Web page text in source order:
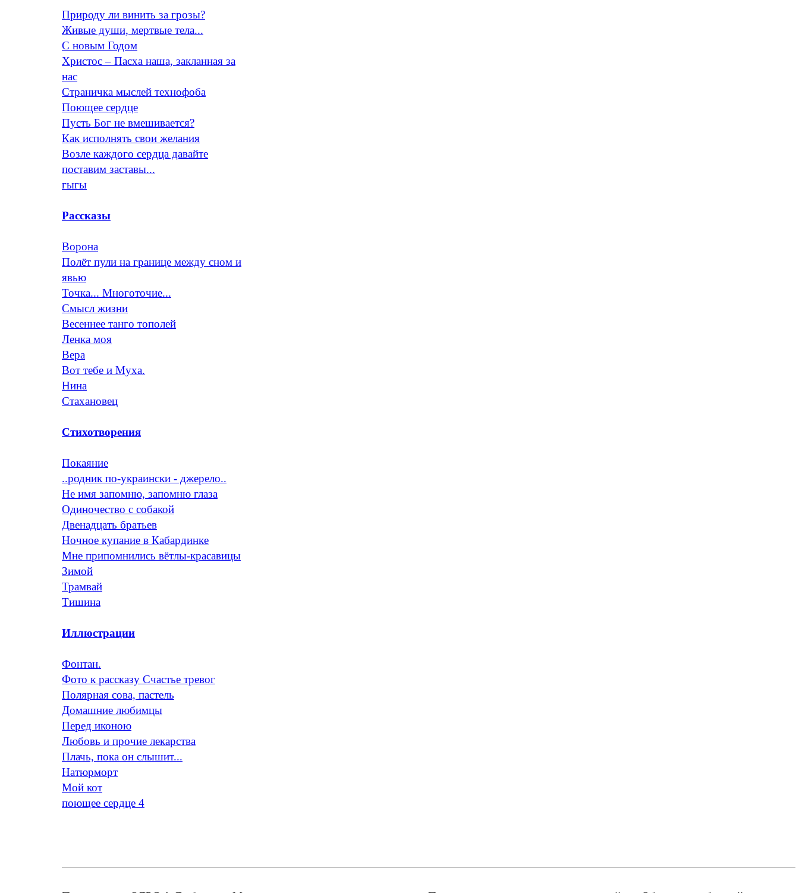
Природу ли винить за грозы?
Живые души, мертвые тела...
С новым Годом
Христос – Пасха наша, закланная за
нас
Страничка мыслей технофоба
Поющее сердце
Пусть Бог не вмешивается?
Как исполнять свои желания
Возле каждого сердца давайте
поставим заставы...
гыгы
Рассказы
Ворона
Полёт пули на границе между сном и
явью
Точка... Многоточие...
Смысл жизни
Весеннее танго тополей
Ленка моя
Вера
Вот тебе и Муха.
Нина
Стахановец
Стихотворения
Покаяние
..родник по-украински - джерело..
Не имя запомню, запомню глаза
Одиночество с собакой
Двенадцать братьев
Ночное купание в Кабардинке
Мне припомнились вётлы-красавицы
Зимой
Трамвай
Тишина
Иллюстрации
Фонтан.
Фото к рассказу Счастье тревог
Полярная сова, пастель
Домашние любимцы
Перед иконою
Любовь и прочие лекарства
Плачь, пока он слышит...
Натюрморт
Мой кот
поющее сердце 4